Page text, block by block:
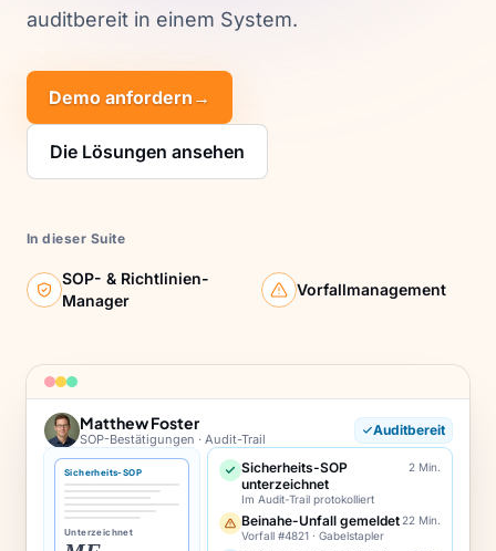
auditbereit in einem System.
Demo anfordern →
Die Lösungen ansehen
In dieser Suite
SOP- & Richtlinien-
Manager
Vorfallmanagement
Matthew Foster
SOP-Bestätigungen · Audit-Trail
Auditbereit
Sicherheits-SOP
Unterzeichnet
Sicherheits-SOP
unterzeichnet
Im Audit-Trail protokolliert
2 Min.
Beinahe-Unfall gemeldet
Vorfall #4821 · Gabelstapler
22 Min.